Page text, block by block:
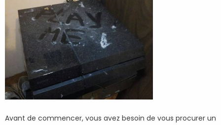
Avant de commencer, vous avez besoin de vous procurer un